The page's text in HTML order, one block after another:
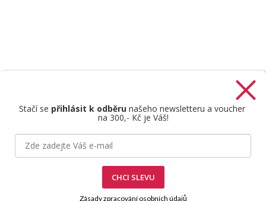
Stačí se přihlásit k odběrunašeho newsletteru a voucher
na 300,- Kč je Váš!
CHCI SLEVU
Zásady zpracování osobních údajů